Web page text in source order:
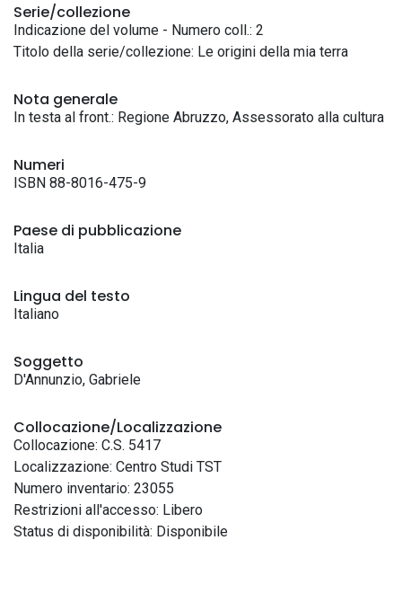
Serie/collezione
Indicazione del volume - Numero coll.: 2
Titolo della serie/collezione: Le origini della mia terra
Nota generale
In testa al front.: Regione Abruzzo, Assessorato alla cultura
Numeri
ISBN 88-8016-475-9
Paese di pubblicazione
Italia
Lingua del testo
Italiano
Soggetto
D'Annunzio, Gabriele
Collocazione/Localizzazione
Collocazione: C.S. 5417
Localizzazione: Centro Studi TST
Numero inventario: 23055
Restrizioni all'accesso: Libero
Status di disponibilità: Disponibile